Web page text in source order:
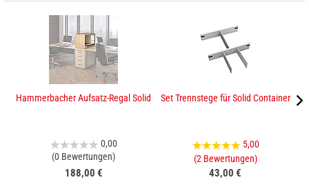
Hammerbacher Aufsatz-Regal Solid
0,00
(0 Bewertungen)
188,00 €
Set Trennstege für Solid Container
5,00
(2 Bewertungen)
43,00 €